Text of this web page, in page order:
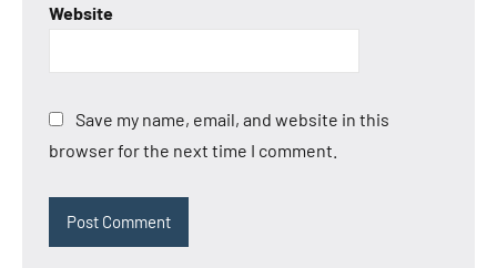
Website
Save my name, email, and website in this
browser for the next time I comment.